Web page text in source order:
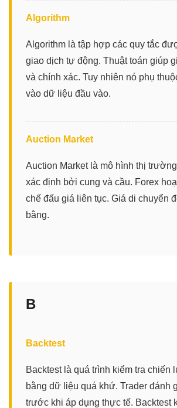
Algorithm
Algorithm là tập hợp các quy tắc
giao dịch tự động. Thuật toán giúp
và chính xác. Tuy nhiên nó phụ
vào dữ liệu đầu vào.
Auction Market
Auction Market là mô hình thị
xác định bởi cung và cầu. Forex
chế đấu giá liên tục. Giá di chuyển
bằng.
B
Backtest
Backtest là quá trình kiểm tra chiến
bằng dữ liệu quá khứ. Trader đánh
trước khi áp dụng thực tế. Backtest